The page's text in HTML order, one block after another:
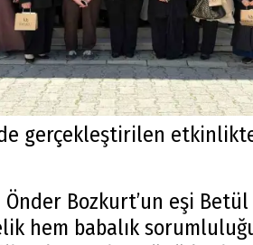
gerçekleştirilen
Önder Bozkurt’un eşi
hem babalık